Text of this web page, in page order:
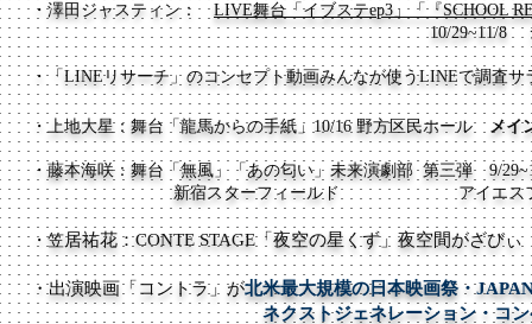
・澤田ジャスティン： LIVE舞台「イブステep3」「『SCHOOL
10/29~11/8 ジャクソン
・「LINEリサーチ」のコンセプト動画みんなが使うLINEで調査
・​上地大星：舞台「龍馬からの手紙」10/16 野方区民ホール メイ
・藤本海咲：舞台「無風」「あの匂い」未来演劇部​ 第三弾 9/
新宿スターフィールド アイエスフィ
・笠居祐花：CONTE STAGE「夜空の星くず」夜空間が
・出演映画「コントラ」が北米最大規模の日本映画祭・
ネクストジェネレーション・コンペティシ